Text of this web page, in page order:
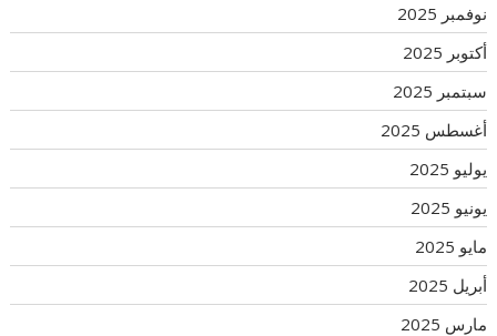
نوفمبر 2025
أكتوبر 2025
سبتمبر 2025
أغسطس 2025
يوليو 2025
يونيو 2025
مايو 2025
أبريل 2025
مارس 2025